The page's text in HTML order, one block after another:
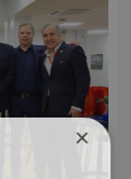
×